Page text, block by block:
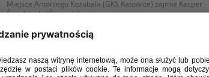
Miejsce Antoniego Kozubala (GKS Katowice) zajmie Kacper
Śmiglewski (Cracovia).
10 / 11 / 23